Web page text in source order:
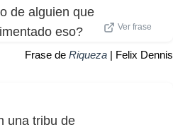
de alguien que
eso?
Ver frase
Frase de Riqueza | Felix Dennis
una tribu de